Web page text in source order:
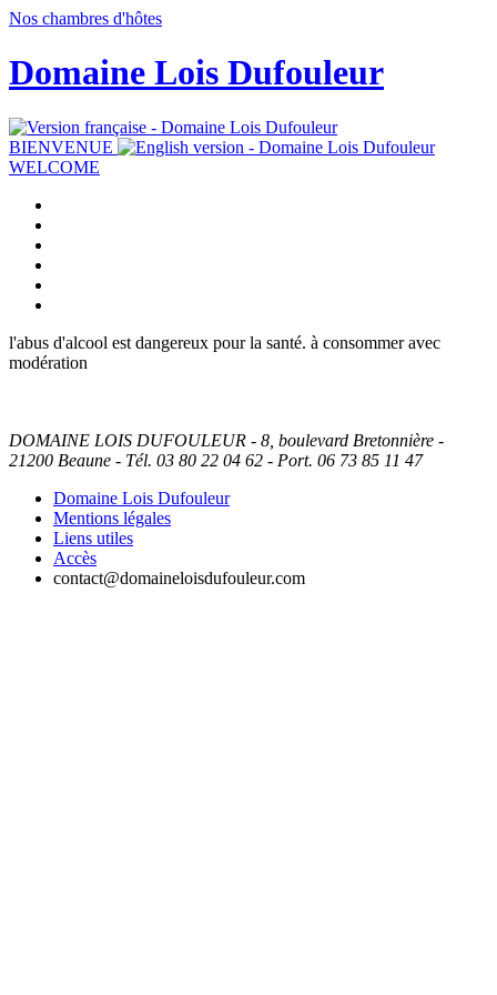
Nos chambres d'hôtes
Domaine Lois Dufouleur
BIENVENUE
WELCOME
l'abus d'alcool est dangereux pour la santé. à consommer avec
modération
DOMAINE LOIS DUFOULEUR - 8, boulevard Bretonnière -
21200 Beaune - Tél. 03 80 22 04 62 - Port. 06 73 85 11 47
Domaine Lois Dufouleur
Mentions légales
Liens utiles
Accès
contact@domaineloisdufouleur.com